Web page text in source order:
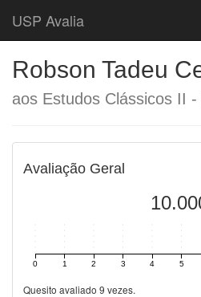
USP Avalia
Robson Tadeu
aos Estudos Clássicos II -
Avaliação Geral
0 1 2 3 4 5
Quesito avaliado 9 vezes.